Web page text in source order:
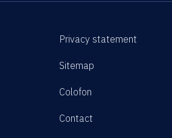
Privacy statement
Sitemap
Colofon
Contact